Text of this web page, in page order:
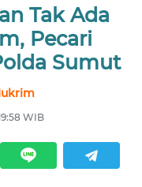
Tak Ada
Pecari
Sumut
WIB